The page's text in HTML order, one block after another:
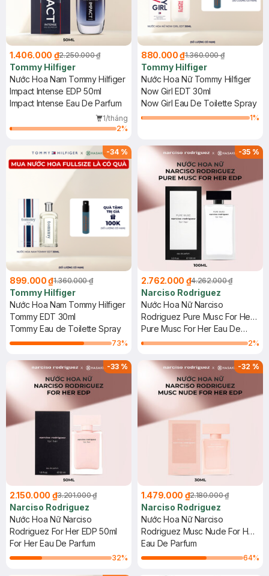
1.406.000 ₫2.250.000 ₫
Tommy Hilfiger
Nước Hoa Nam Tommy Hilfiger
Impact Intense EDP 50ml
Impact Intense Eau De Parfum
1/tháng
2%
880.000 ₫1.360.000 ₫
Tommy Hilfiger
Nước Hoa Nữ Tommy Hilfiger
Now Girl EDT 30ml
Now Girl Eau De Toilette Spray
1%
-34 %
899.000 ₫1.360.000 ₫
Tommy Hilfiger
Nước Hoa Nam Tommy Hilfiger
Tommy EDT 30ml
Tommy Eau de Toilette Spray
73%
-35 %
2.762.000 ₫4.262.000 ₫
Narciso Rodriguez
Nước Hoa Nữ Narciso
Rodriguez Pure Musc For Her
EDP 100ml
Pure Musc For Her Eau De
Parfum
2%
-33 %
2.150.000 ₫3.201.000 ₫
Narciso Rodriguez
Nước Hoa Nữ Narciso
Rodriguez For Her EDP 50ml
For Her Eau De Parfum
32%
-32 %
1.479.000 ₫2.180.000 ₫
Narciso Rodriguez
Nước Hoa Nữ Narciso
Rodriguez Musc Nude For Her
EDP 30ml
Eau De Parfum
64%